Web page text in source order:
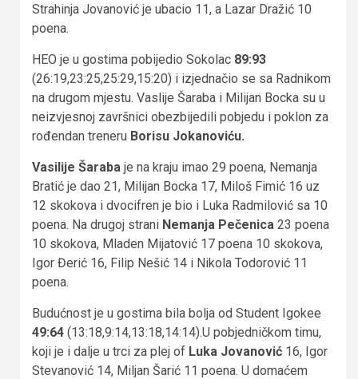
Strahinja Jovanović je ubacio 11, a Lazar Dražić 10
poena.
HEO je u gostima pobijedio Sokolac 89:93
(26:19,23:25,25:29,15:20) i izjednačio se sa Radnikom
na drugom mjestu. Vaslije Šaraba i Milijan Bocka su u
neizvjesnoj završnici obezbijedili pobjedu i poklon za
rođendan treneru Borisu Jokanoviću.
Vasilije Šaraba je na kraju imao 29 poena, Nemanja
Bratić je dao 21, Milijan Bocka 17, Miloš Fimić 16 uz
12 skokova i dvocifren je bio i Luka Radmilović sa 10
poena. Na drugoj strani Nemanja Pečenica 23 poena
10 skokova, Mladen Mijatović 17 poena 10 skokova,
Igor Đerić 16, Filip Nešić 14 i Nikola Todorović 11
poena.
Budućnost je u gostima bila bolja od Student Igokee
49:64 (13:18,9:14,13:18,14:14).U pobjedničkom timu,
koji je i dalje u trci za plej of Luka Jovanović 16, Igor
Stevanović 14, Miljan Šarić 11 poena. U domaćem